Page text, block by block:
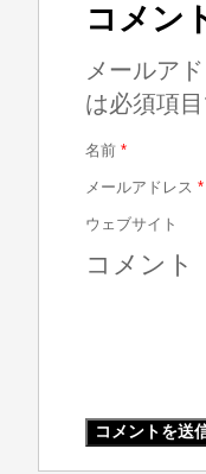
コメン
メールア
は必須項
名前 *
メールアドレス *
ウェブサイト
コメント